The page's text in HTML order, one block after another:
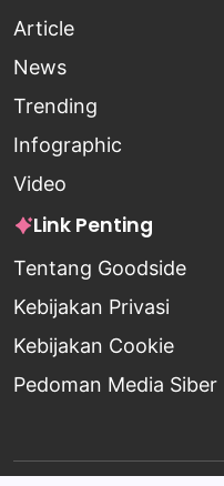
Article
News
Trending
Infographic
Video
Link Penting
Tentang Goodside
Kebijakan Privasi
Kebijakan Cookie
Pedoman Media Siber